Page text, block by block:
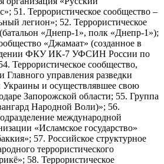
51. Террористическое сообщество –
легион»; 52. Террористическое
«Днепр-1», полк «Днепр-1»);
«Джамаат» (созданное в
ФКУ ИК-7 УФСИН России по
Террористическое сообщество,
Главного управления разведки
и осуществлявшее свою
Запорожской области; 55. Группа
Народной Воли)»; 56.
международной
«Исламское государство»
57. Российское структурное
террористического
58. Террористическое